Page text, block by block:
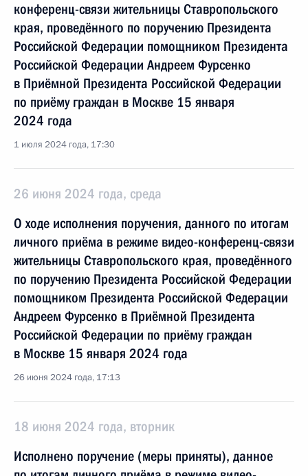
конференц-связи жительницы Ставропольского
края, проведённого по поручению Президента
Российской Федерации помощником Президента
Российской Федерации Андреем Фурсенко
в Приёмной Президента Российской Федерации
по приёму граждан в Москве 15 января
2024 года
1 июля 2024 года, 17:30
26 июня 2024 года, среда
О ходе исполнения поручения, данного по итогам
личного приёма в режиме видео-конференц-связи
жительницы Ставропольского края, проведённого
по поручению Президента Российской Федерации
помощником Президента Российской Федерации
Андреем Фурсенко в Приёмной Президента
Российской Федерации по приёму граждан
в Москве 15 января 2024 года
26 июня 2024 года, 17:13
18 июня 2024 года, вторник
Исполнено поручение (меры приняты), данное